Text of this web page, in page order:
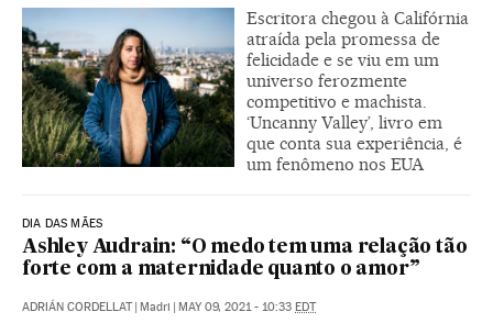
Escritora chegou à Califórnia
atraída pela promessa de
felicidade e se viu em um
universo ferozmente
competitivo e machista.
‘Uncanny Valley’, livro em
que conta sua experiência, é
um fenômeno nos EUA
DIA DAS MÃES
Ashley Audrain: “O medo tem uma relação tão
forte com a maternidade quanto o amor”
ADRIÁN CORDELLAT Madri MAY 09, 2021 - 10:33 EDT